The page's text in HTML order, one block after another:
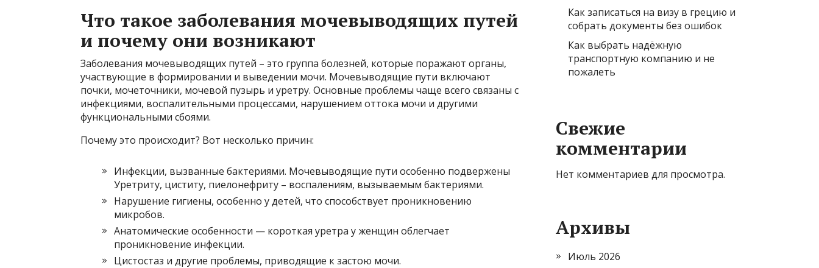
Что такое заболевания мочевыводящих путей
и почему они возникают
Заболевания мочевыводящих путей – это группа болезней, которые поражают органы,
участвующие в формировании и выведении мочи. Мочевыводящие пути включают
почки, мочеточники, мочевой пузырь и уретру. Основные проблемы чаще всего связаны с
инфекциями, воспалительными процессами, нарушением оттока мочи и другими
функциональными сбоями.
Почему это происходит? Вот несколько причин:
Инфекции, вызванные бактериями. Мочевыводящие пути особенно подвержены
Уретриту, циститу, пиелонефриту – воспалениям, вызываемым бактериями.
Нарушение гигиены, особенно у детей, что способствует проникновению
микробов.
Анатомические особенности — короткая уретра у женщин облегчает
проникновение инфекции.
Цистостаз и другие проблемы, приводящие к застою мочи.
Как записаться на визу в грецию и
собрать документы без ошибок
Как выбрать надёжную
транспортную компанию и не
пожалеть
Свежие
комментарии
Нет комментариев для просмотра.
Архивы
Июль 2026